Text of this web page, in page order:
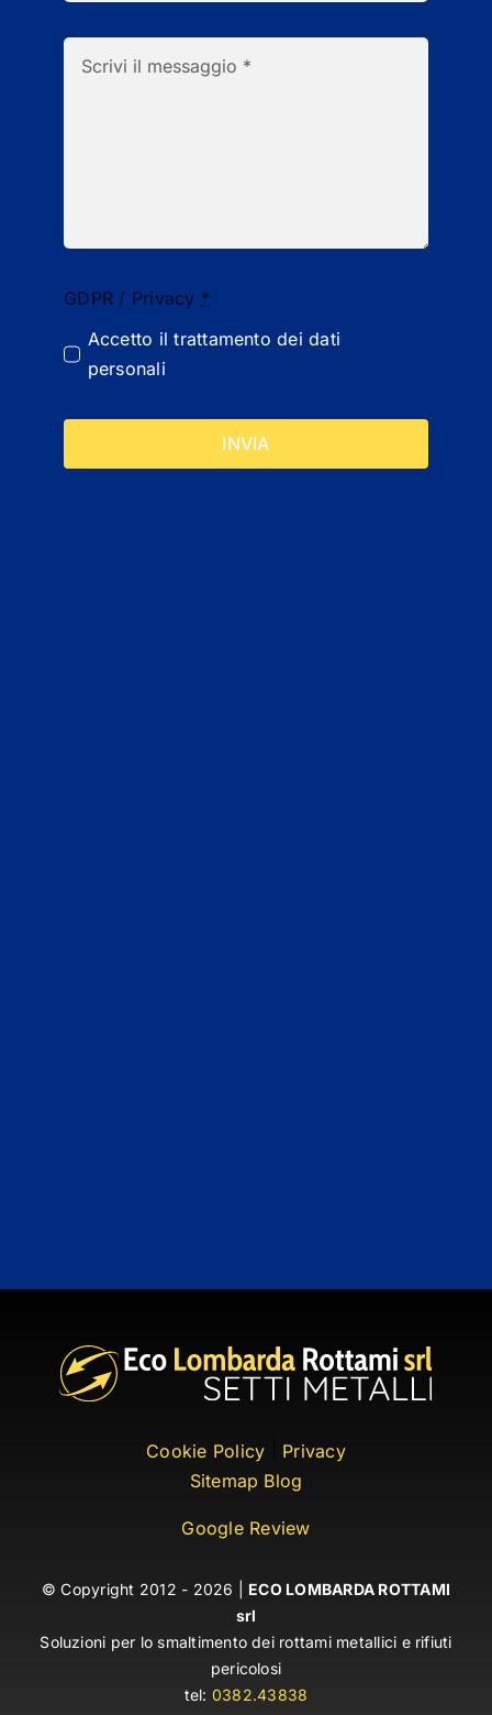
GDPR / Privacy *
Accetto iltrattamento dei dati
personali
INVIA
Cookie Policy
Privacy
Sitemap Blog
Google Review
© Copyright 2012 - 2026 | ECO LOMBARDA ROTTAMI
srl
Soluzioni per lo smaltimento dei rottami metallici e rifiuti
pericolosi
tel: 0382.43838